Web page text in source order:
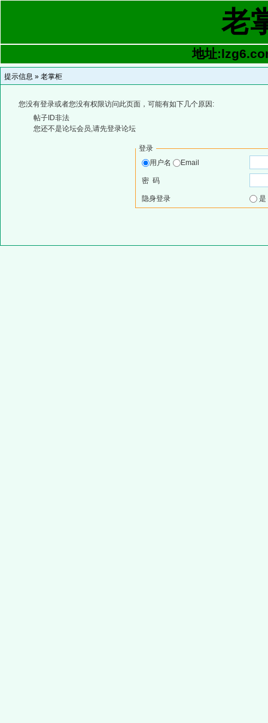
老
地址
提示信息 » 老掌柜
您没有登录或者您没有权限访问此页面，可能有如下几个原因:
帖子ID非法
您还不是论坛会员,请先登录论坛
登录
用户名
Email
密 码
隐身登录